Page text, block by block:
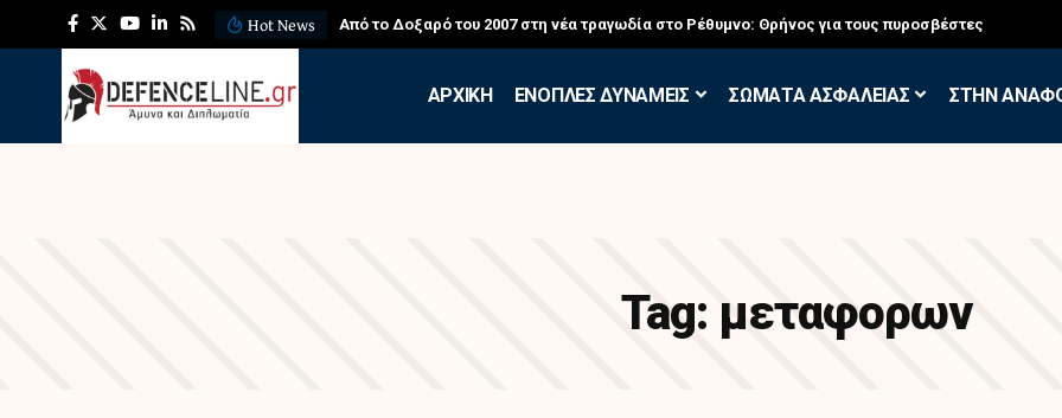
Hot News Από το Δοξαρό του 2007 στη νέα τραγωδία στο Ρέθυμνο: Θρήνος για τους πυροσβέστες
APXIKH ΕΝΟΠΛΕΣ ΔΥΝΑΜΕΙΣ ΣΩΜΑΤΑ ΑΣΦΑΛΕΙΑΣ ΣΤΗΝ
Tag: μεταφορων